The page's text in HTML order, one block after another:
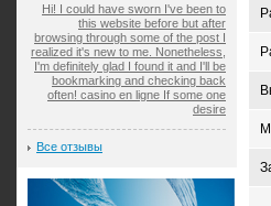
Hi! I could have sworn I've been to
this website before but after
browsing through some of the post I
realized it's new to me. Nonetheless,
I'm definitely glad I found it and I'll be
bookmarking and checking back
often! casino en ligne If some one
desire
Все отзывы